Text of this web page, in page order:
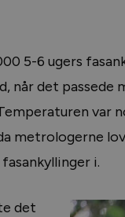
5-6 ugers
det passede
var
metrologerne
i.
det